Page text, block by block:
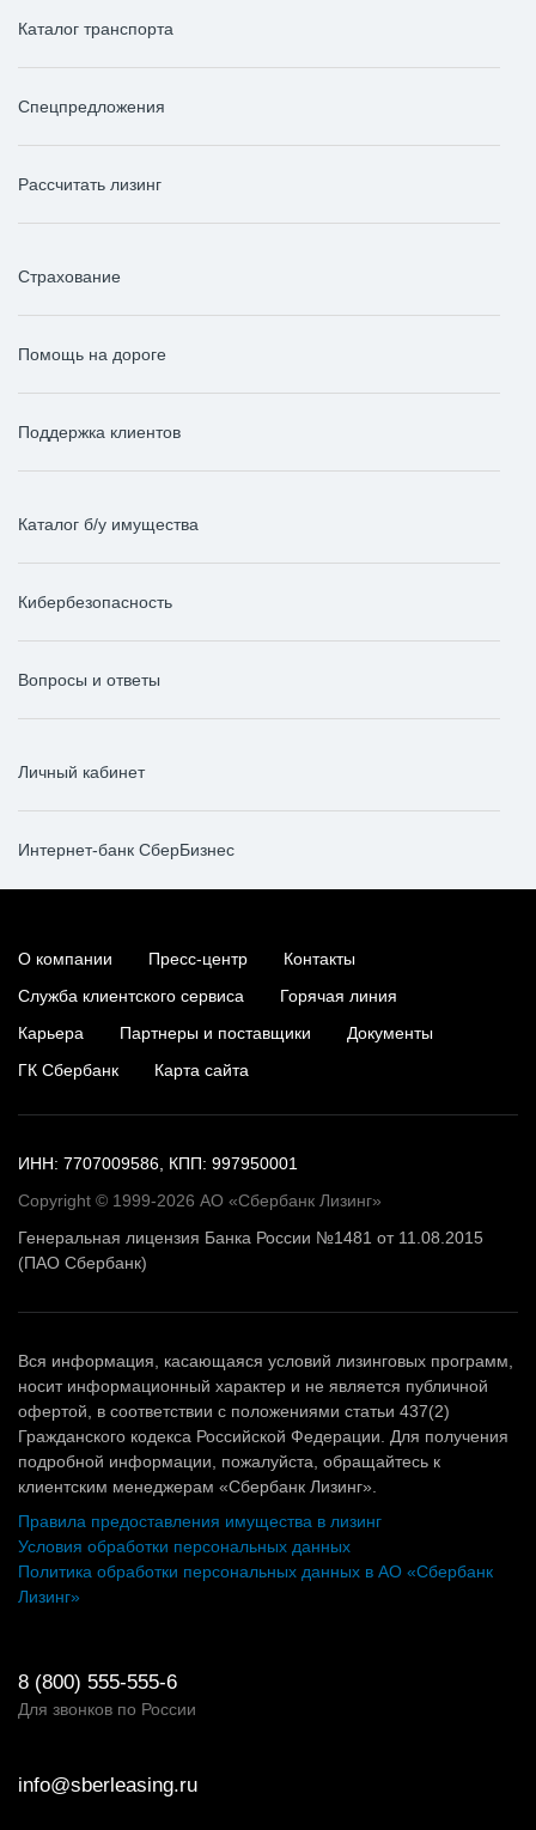
Каталог транспорта
Спецпредложения
Рассчитать лизинг
Страхование
Помощь на дороге
Поддержка клиентов
Каталог б/у имущества
Кибербезопасность
Вопросы и ответы
Личный кабинет
Интернет-банк СберБизнес
О компании Пресс-центр
Контакты
Служба клиентского сервиса
Горячая линия
Карьера
Партнеры и поставщики
Документы
ГК Сбербанк
Карта сайта
ИНН: 7707009586, КПП: 997950001
Copyright © 1999-2026 АО «Сбербанк Лизинг»
Генеральная лицензия Банка России №1481 от 11.08.2015
(ПАО Сбербанк)
Вся информация, касающаяся условий лизинговых программ,
носит информационный характер и не является публичной
офертой, в соответствии с положениями статьи 437(2)
Гражданского кодекса Российской Федерации. Для получения
подробной информации, пожалуйста, обращайтесь к
клиентским менеджерам «Сбербанк Лизинг».
Правила предоставления имущества в лизинг
Условия обработки персональных данных
Политика обработки персональных данных в АО «Сбербанк
Лизинг»
8 (800) 555-555-6
Для звонков по России
info@sberleasing.ru